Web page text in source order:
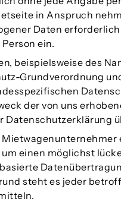
in Anspruch
Daten
ein.
beispielsweise des
Grundverordnung
der von uns
einen möglichst
steht es jeder